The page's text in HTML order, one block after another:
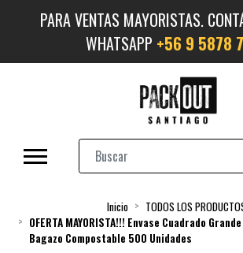
PARA VENTAS MAYORISTAS.
WHATSAPP +56 9 5878
Inicio
TODOS LOS
OFERTA MAYORISTA!!! Envase Cuadrado
Bagazo Compostable 500 Unidades